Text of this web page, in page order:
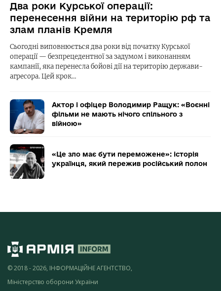
Два роки Курської операції:
перенесення війни на територію рф та
злам планів Кремля
Сьогодні виповнюється два роки від початку Курської
операції — безпрецедентної за задумом і виконанням
кампанії, яка перенесла бойові дії на територію держави-
агресора. Цей крок…
Актор і офіцер Володимир Ращук: «Воєнні
фільми не мають нічого спільного з
війною»
«Це зло має бути переможене»: історія
українця, який пережив російський полон
© 2018 - 2026, ІНФОРМАЦІЙНЕ АГЕНТСТВО,
Міністерство оборони України